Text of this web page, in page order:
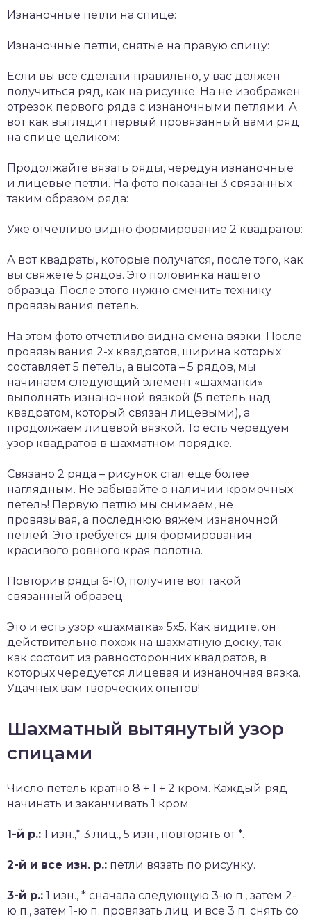
Изнаночные петли на спице:
Изнаночные петли, снятые на правую спицу:
Если вы все сделали правильно, у вас должен
получиться ряд, как на рисунке. На не изображен
отрезок первого ряда с изнаночными петлями. А
вот как выглядит первый провязанный вами ряд
на спице целиком:
Продолжайте вязать ряды, чередуя изнаночные
и лицевые петли. На фото показаны 3 связанных
таким образом ряда:
Уже отчетливо видно формирование 2 квадратов:
А вот квадраты, которые получатся, после того, как
вы свяжете 5 рядов. Это половинка нашего
образца. После этого нужно сменить технику
провязывания петель.
На этом фото отчетливо видна смена вязки. После
провязывания 2-х квадратов, ширина которых
составляет 5 петель, а высота – 5 рядов, мы
начинаем следующий элемент «шахматки»
выполнять изнаночной вязкой (5 петель над
квадратом, который связан лицевыми), а
продолжаем лицевой вязкой. То есть чередуем
узор квадратов в шахматном порядке.
Связано 2 ряда – рисунок стал еще более
наглядным. Не забывайте о наличии кромочных
петель! Первую петлю мы снимаем, не
провязывая, а последнюю вяжем изнаночной
петлей. Это требуется для формирования
красивого ровного края полотна.
Повторив ряды 6-10, получите вот такой
связанный образец:
Это и есть узор «шахматка» 5х5. Как видите, он
действительно похож на шахматную доску, так
как состоит из равносторонних квадратов, в
которых чередуется лицевая и изнаночная вязка.
Удачных вам творческих опытов!
Шахматный вытянутый узор
спицами
Число петель кратно 8 + 1 + 2 кром. Каждый ряд
начинать и заканчивать 1 кром.
1-й р.: 1 изн.,* 3 лиц., 5 изн., повторять от *.
2-й и все изн. р.: петли вязать по рисунку.
3-й р.: 1 изн., * сначала следующую 3-ю п., затем 2-
ю п., затем 1-ю п. провязать лиц. и все 3 п. снять со